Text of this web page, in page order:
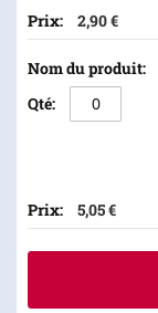
2,90 €
5,05 €